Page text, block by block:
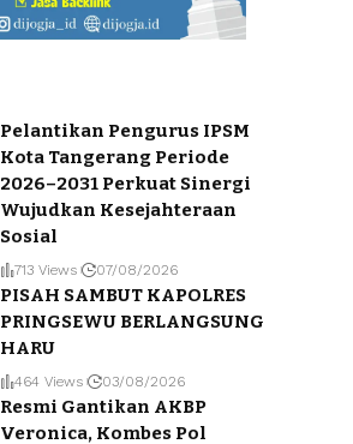
Pelantikan Pengurus IPSM
Kota Tangerang Periode
2026–2031 Perkuat Sinergi
Wujudkan Kesejahteraan
Sosial
713 Views 07/08/2026
PISAH SAMBUT KAPOLRES
PRINGSEWU BERLANGSUNG
HARU
464 Views 03/08/2026
Resmi Gantikan AKBP
Veronica, Kombes Pol